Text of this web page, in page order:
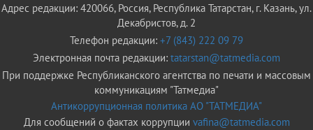
Адрес редакции: 420066, Россия, Республика Татарстан, г. Казань, ул.
Декабристов, д. 2
Телефон редакции: +7 (843) 222 09 79
Электронная почта редакции: tatarstan@tatmedia.com
При поддержке Республиканского агентства по печати и массовым
коммуникациям "Татмедиа"
Антикоррупционная политика АО "ТАТМЕДИА"
Для сообщений о фактах коррупции vafina@tatmedia.com